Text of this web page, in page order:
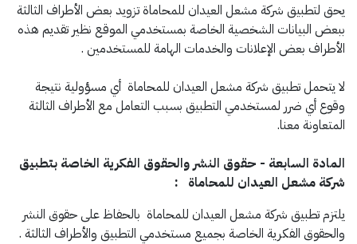
يحق لتطبيق شركة مشعل العيدان للمحاماة تزويد بعض الأطراف الثالثة
ببعض البيانات الشخصية الخاصة بمستخدمي الموقع نظير تقديم هذه
الأطراف بعض الإعلانات والخدمات الهامة للمستخدمين .
لا يتحمل تطبيق شركة مشعل العيدان للمحاماة أي مسؤولية نتيجة
وقوع أي ضرر لمستخدمي التطبيق بسبب التعامل مع الأطراف الثالثة
المتعاونة معنا.
المادة السابعة - حقوق النشر والحقوق الفكرية الخاصة بتطبيق
شركة مشعل العيدان للمحاماة :
يلتزم تطبيق شركة مشعل العيدان للمحاماة بالحفاظ على حقوق النشر
والحقوق الفكرية الخاصة بجميع مستخدمي التطبيق والأطراف الثالثة .